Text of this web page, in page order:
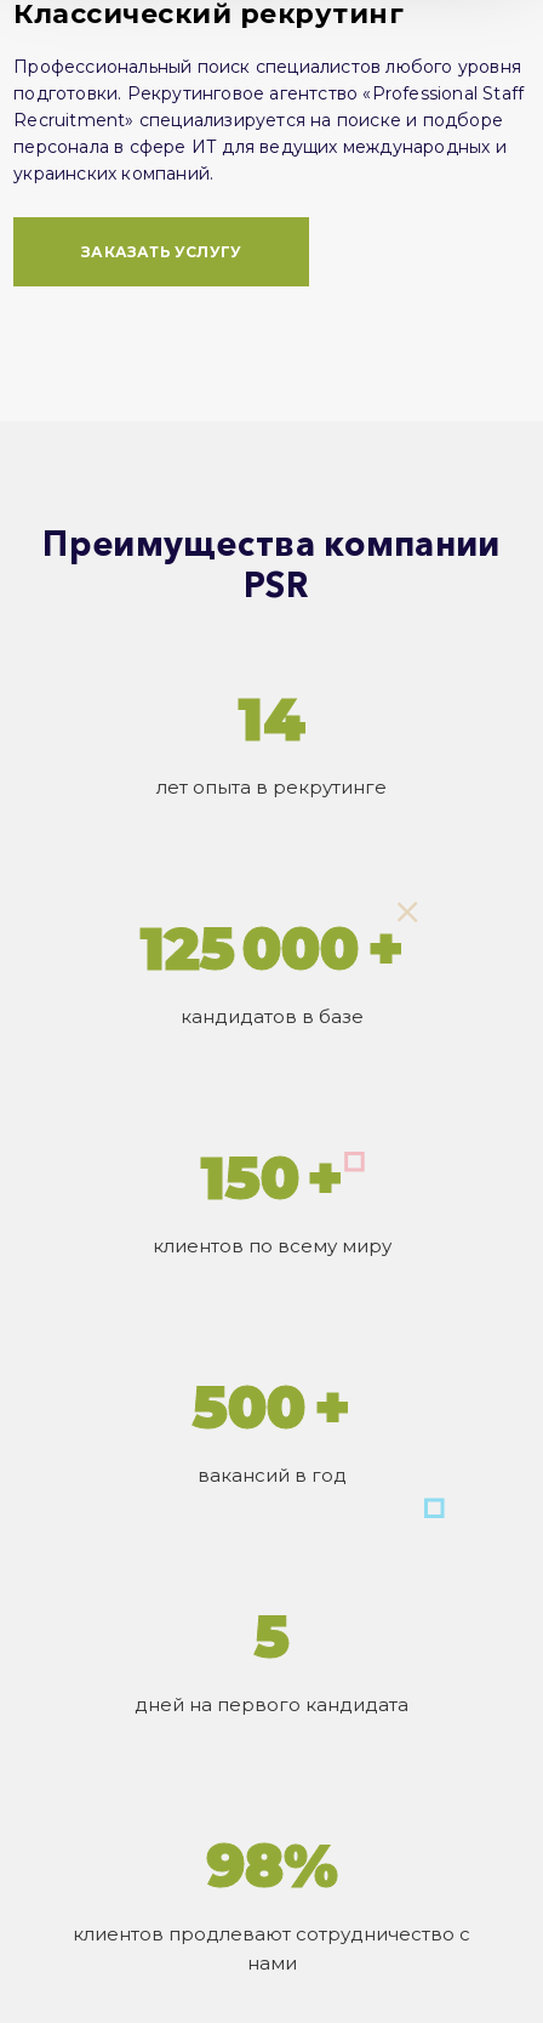
Классический рекрутинг
Профессиональный поиск специалистов любого уровня
подготовки. Рекрутинговое агентство «Professional Staff
Recruitment» специализируется на поиске и подборе
персонала в сфере ИТ для ведущих международных и
украинских компаний.
ЗАКАЗАТЬ УСЛУГУ
Преимущества компании
PSR
14
лет опыта в рекрутинге
125 000 +
кандидатов в базе
150 +
клиентов по всему миру
500 +
вакансий в год
5
дней на первого кандидата
98%
клиентов продлевают сотрудничество с
нами